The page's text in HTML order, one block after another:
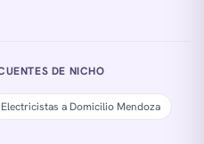
DE NICHO
Electricistas a Domicilio Mendoza